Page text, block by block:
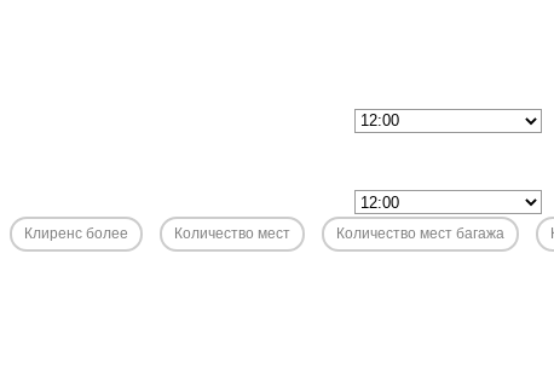
Клиренс более Количество мест Количество мест багажа